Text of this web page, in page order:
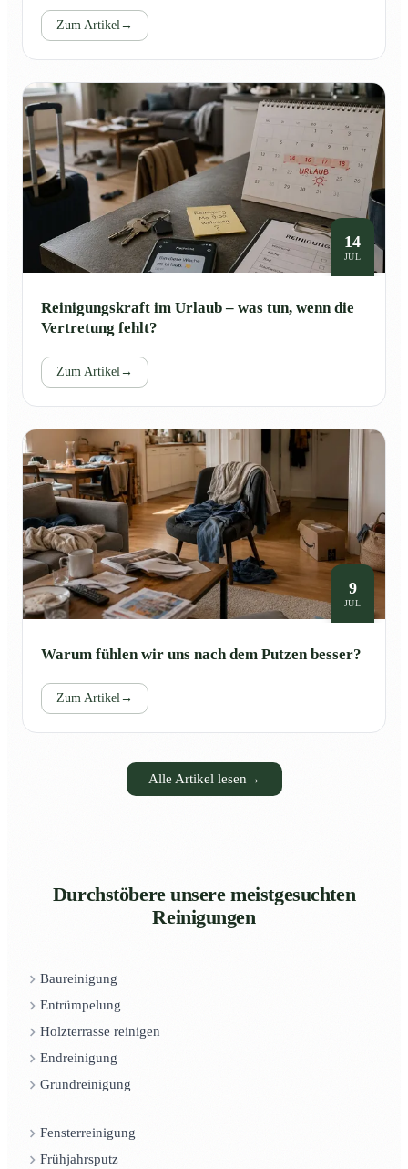
Zum Artikel→
14
JUL
Reinigungskraft im Urlaub – was tun, wenn die
Vertretung fehlt?
Zum Artikel→
9
JUL
Warum fühlen wir uns nach dem Putzen besser?
Zum Artikel→
Alle Artikel lesen →
Durchstöbere unsere meistgesuchten
Reinigungen
Baureinigung
Entrümpelung
Holzterrasse reinigen
Endreinigung
Grundreinigung
Fensterreinigung
Frühjahrsputz